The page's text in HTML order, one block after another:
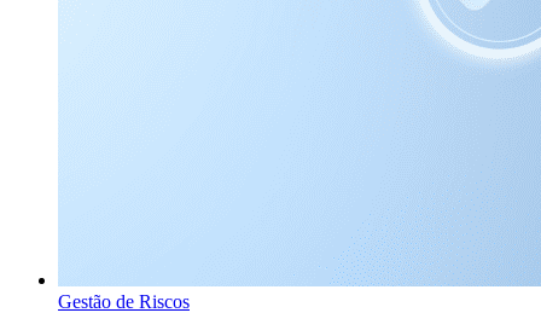
Gestão de Riscos